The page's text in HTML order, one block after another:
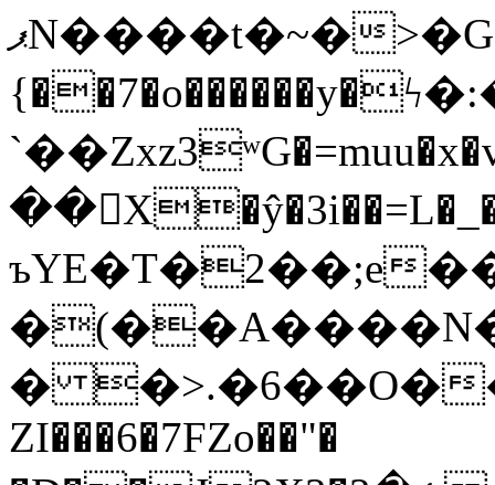
ޕN����t�~�>�G�{�Wރ�sl̞�@x_:�ˏ��՛��zU;wk�F�m�q}
ъYE�T�2��;e
� �>.�6��O�
ZI���6�7FZo��"�